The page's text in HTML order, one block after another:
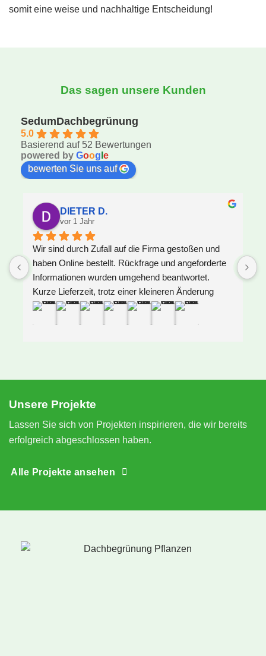
somit eine weise und nachhaltige Entscheidung!
Das sagen unsere Kunden
SedumDachbegrünung
5.0
Basierend auf 52 Bewertungen
powered by Goog e
bewerten Sie uns auf
DIETER D.
vor 1 Jahr
Wir sind durch Zufall auf die Firma gestoßen und
haben Online bestellt. Rückfrage und angeforderte
Informationen wurden umgehend beantwortet.
Kurze Lieferzeit, trotz einer kleineren Änderung
unsererseits. Lieferung kam sogar, von
verlegt und den Kies als Windschutz auch schon
auf die Garage gebracht. Am 2. Tag komplett
fertiggestellt. Sieht alles Super aus und wächst
einwandfrei. Haben die Firma schon
Unsere Projekte
Lassen Sie sich von Projekten inspirieren, die wir bereits
erfolgreich abgeschlossen haben.
Alle Projekte ansehen